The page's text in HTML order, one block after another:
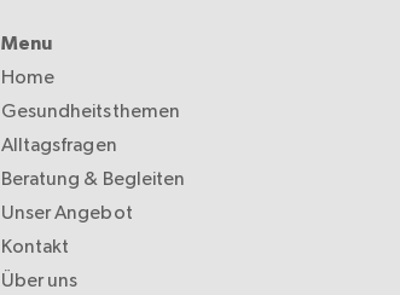
Menu
Home
Gesundheitsthemen
Alltagsfragen
Beratung & Begleiten
Unser Angebot
Kontakt
Über uns